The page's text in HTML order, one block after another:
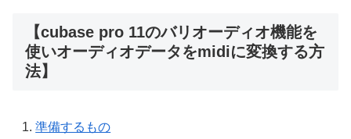
【cubase pro 11のバリオーディオ機能を
使いオーディオデータをmidiに変換する方
法】
準備するもの